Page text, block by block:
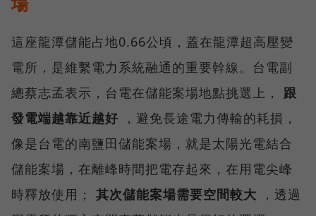
這座龍潭儲能占地0.66公頃，蓋在龍潭超高壓變
電所，是維繫電力系統融通的重要幹線。台電副
總蔡志孟表示，台電在儲能案場地點挑選上， 跟
發電端越靠近越好 ，避免長途電力傳輸的耗損，
像是台電的南鹽田儲能案場，就是太陽光電結合
儲能案場，在離峰時間把電存起來，在用電尖峰
時釋放使用； 其次儲能案場需要空間較大 ，透過